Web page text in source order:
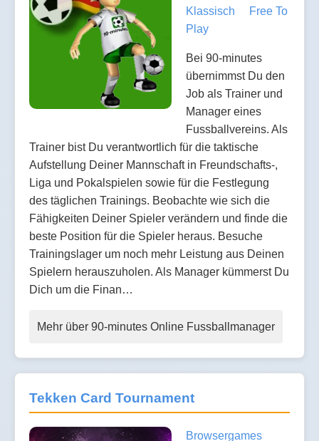
Klassisch
Free To
Play
Bei 90-minutes
übernimmst Du den
Job als Trainer und
Manager eines
Fussballvereins. Als
Trainer bist Du verantwortlich für die taktische
Aufstellung Deiner Mannschaft in Freundschafts-,
Liga und Pokalspielen sowie für die Festlegung
des täglichen Trainings. Beobachte wie sich die
Fähigkeiten Deiner Spieler verändern und finde die
beste Position für die Spieler heraus. Besuche
Trainingslager um noch mehr Leistung aus Deinen
Spielern herauszuholen. Als Manager kümmerst Du
Dich um die Finan…
Mehr über 90-minutes Online Fussballmanager
Tekken Card Tournament
Browsergames